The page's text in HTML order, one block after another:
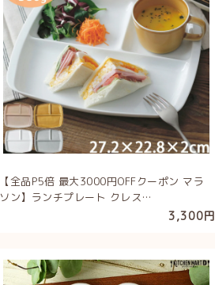
【全品P5倍 最大3000円OFFクーポン マラ
ソン】ランチプレート クレス…
3,300円